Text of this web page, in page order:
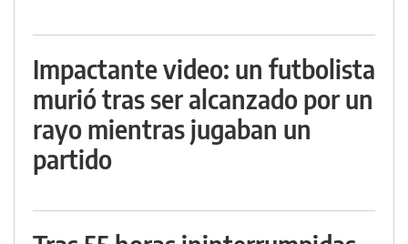
Impactante video: un futbolista
murió tras ser alcanzado por un
rayo mientras jugaban un
partido